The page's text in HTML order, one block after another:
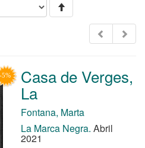
Casa de Verges,
La
Fontana, Marta
La Marca Negra. Abril
2021